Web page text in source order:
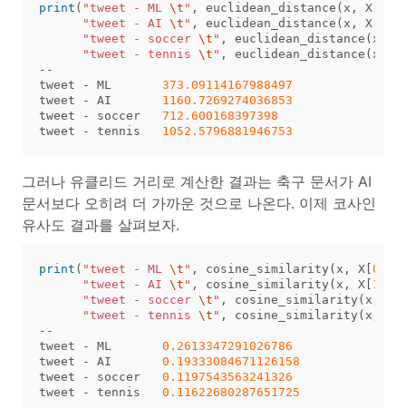
print ( "tweet - ML \t " , euclidean_distance (x , X
"tweet - AI \t " , euclidean_distance (x , X
"tweet - soccer \t " , euclidean_distance (x
"tweet - tennis \t " , euclidean_distance (x
--
tweet
- ML
373.09114167988497
tweet
- AI
1160.7269274036853
tweet
- soccer
712.600168397398
tweet
- tennis 1052.5796881946753
그러나 유클리드 거리로 계산한 결과는 축구 문서가 AI
문서보다 오히려 더 가까운 것으로 나온다. 이제 코사인
유사도 결과를 살펴보자.
print ( "tweet - ML \t " , cosine_similarity ( x , X [0
"tweet - AI \t " , cosine_similarity ( x , X [ 1
"tweet - soccer \t " , cosine_similarity ( x
"tweet - tennis \t " , cosine_similarity ( x
--
tweet
- ML
0.2613347291026786
tweet
- AI
0.19333084671126158
tweet
- soccer
0.1197543563241326
tweet
- tennis 0.11622680287651725